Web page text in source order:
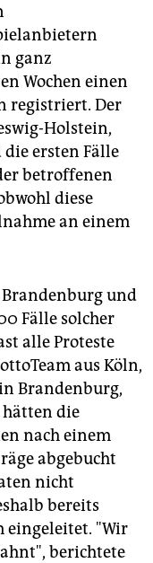
ganz
Wochen einen
registriert. Der
Holstein,
die ersten Fälle
betroffenen
diese
an einem
und
Fälle solcher
alle Proteste
aus Köln,
Brandenburg,
die
nach einem
abgebucht
nicht
bereits
eingeleitet. "Wir
berichtete